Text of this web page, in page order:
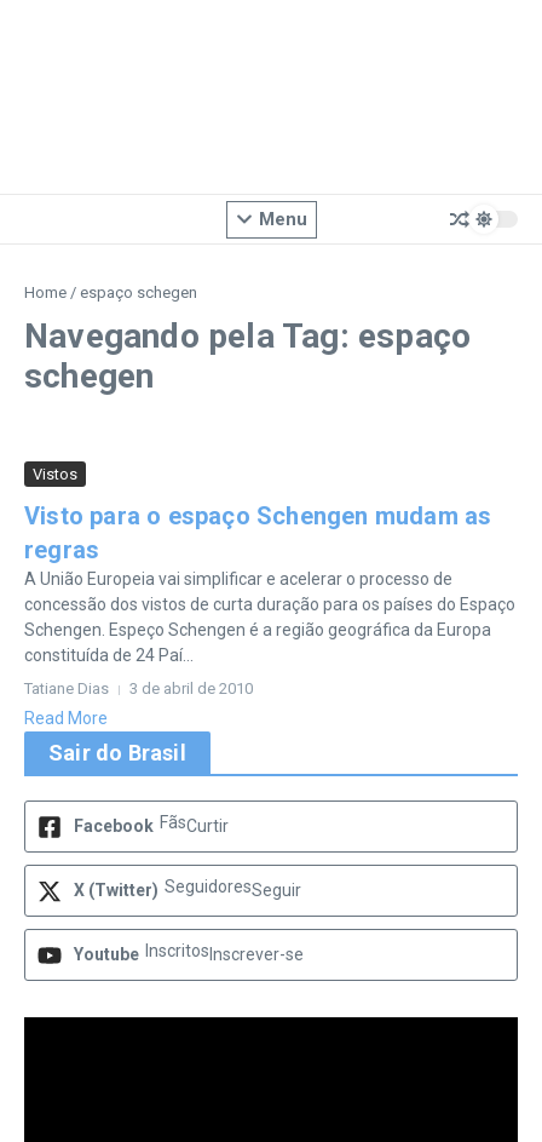
Menu
Home / espaço schegen
Navegando pela Tag: espaço
schegen
Vistos
Visto para o espaço Schengen mudam as
regras
A União Europeia vai simplificar e acelerar o processo de
concessão dos vistos de curta duração para os países do Espaço
Schengen. Espeço Schengen é a região geográfica da Europa
constituída de 24 Paí...
Tatiane Dias 3 de abril de 2010
Read More
Sair do Brasil
Facebook FãsCurtir
X (Twitter) SeguidoresSeguir
Youtube Inscritos Inscrever-se